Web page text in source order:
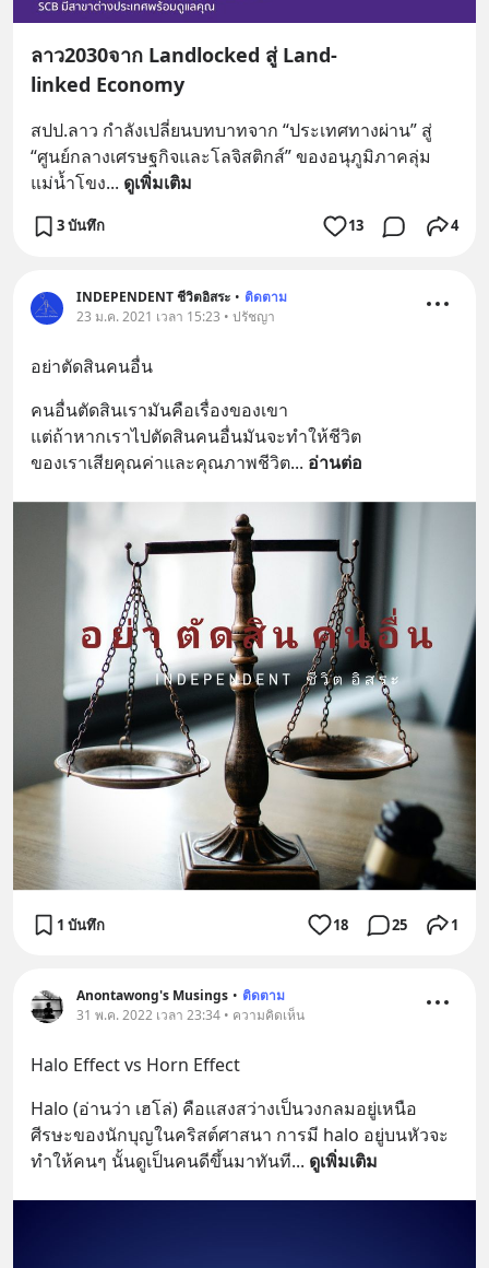
ลาว2030จาก Landlocked สู่ Land-
linked Economy
สปป.ลาว กำลังเปลี่ยนบทบาทจาก “ประเทศทางผ่าน” สู่
“ศูนย์กลางเศรษฐกิจและโลจิสติกส์” ของอนุภูมิภาคลุ่ม
แม่น้ำโขง... ดูเพิ่มเติม
3 บันทึก 13 4
INDEPENDENT ชีวิตอิสระ • ติดตาม
23 ม.ค. 2021 เวลา 15:23 • ปรัชญา
อย่าตัดสินคนอื่น
คนอื่นตัดสินเรามันคือเรื่องของเขา
แต่ถ้าหากเราไปตัดสินคนอื่นมันจะทำให้ชีวิต
ของเราเสียคุณค่าและคุณภาพชีวิต... อ่านต่อ
1 บันทึก 18 25 1
Anontawong's Musings • ติดตาม
31 พ.ค. 2022 เวลา 23:34 • ความคิดเห็น
Halo Effect vs Horn Effect
Halo (อ่านว่า เฮโล่) คือแสงสว่างเป็นวงกลมอยู่เหนือ
ศีรษะของนักบุญในคริสต์ศาสนา การมี halo อยู่บนหัวจะ
ทำให้คนๆ นั้นดูเป็นคนดีขึ้นมาทันที... ดูเพิ่มเติม